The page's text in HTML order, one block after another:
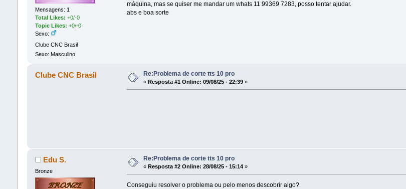
Mensagens: 1
Total Likes: +0/-0
Topic Likes: +0/-0
Sexo:
Clube CNC Brasil
Sexo: Masculino
máquina, mas se quiser me mandar um whats 11 99369 7283, posso tentar ajudar.
abs e boa sorte
Clube CNC Brasil Re:Problema de corte tts 10 pro
« Resposta #1 Online: 09/08/25 - 22:39»
Edu S.
Bronze
Re:Problema de corte tts 10 pro
« Resposta #2 Online: 28/08/25 - 15:14»
Conseguiu resolver o problema ou pelo menos descobrir algo?